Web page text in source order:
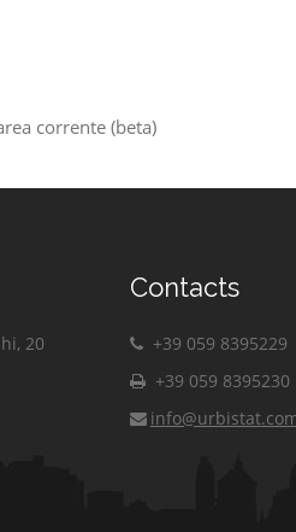
corrente (beta)
20
Contacts
+39 059 8395229
+39 059 8395230